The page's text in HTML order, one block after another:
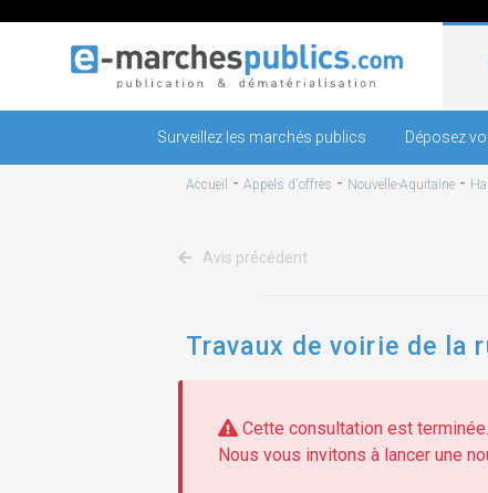
Surveillez les marchés publics Déposez
Accueil - Appels d'offres - Nouvelle-Aquitaine -
Avis précédent
Travaux de voirie de la
Cette consultation est terminée.
Nous vous invitons à lancer une